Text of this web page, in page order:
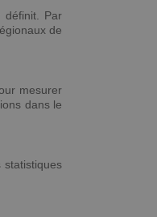
définit. Par
de
mesurer
dans le
statistiques